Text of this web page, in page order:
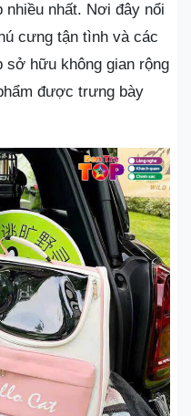
nhiều nhất. Nơi đây nổi
cưng tận tình và các
sở hữu không gian rộng
được trưng bày